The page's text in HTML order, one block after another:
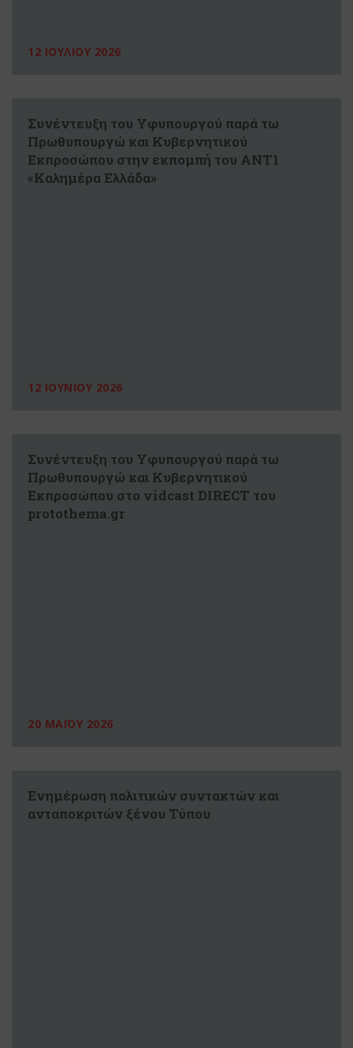
12 ΙΟΥΛΙΟΥ 2026
Συνέντευξη του Υφυπουργού παρά τω
Πρωθυπουργώ και Κυβερνητικού
Εκπροσώπου στην εκπομπή του ΑΝΤ1
«Καλημέρα Ελλάδα»
12 ΙΟΥΝΙΟΥ 2026
Συνέντευξη του Υφυπουργού παρά τω
Πρωθυπουργώ και Κυβερνητικού
Εκπροσώπου στο vidcast DIRECT του
protothema.gr
20 ΜΑΪΟΥ 2026
Ενημέρωση πολιτικών συντακτών και
ανταποκριτών ξένου Τύπου